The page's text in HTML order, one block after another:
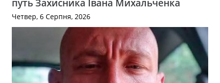
путь Захисника Івана Михальченка
Четвер, 6 Серпня, 2026